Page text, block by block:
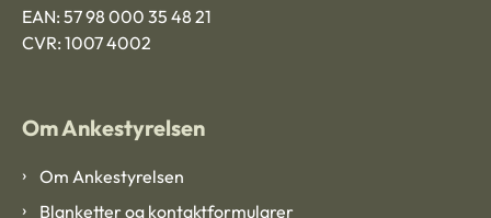
EAN: 57 98 000 35 48 21
CVR: 1007 4002
Om Ankestyrelsen
Om Ankestyrelsen
Blanketter og kontaktformularer